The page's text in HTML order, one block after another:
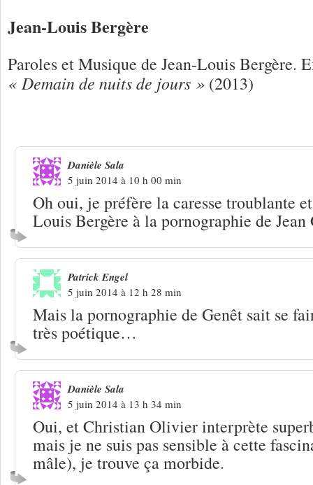
Jean-Louis Bergère
Paroles et Musique de Jean-Louis Bergère.
« Demain de nuits de jours » (2013)
Danièle Sala
5 juin 2014 à 10 h 00 min
Oh oui, je préfère la caresse troublante
Louis Bergère à la pornographie de Jean
Patrick Engel
5 juin 2014 à 12 h 28 min
Mais la pornographie de Genêt sait se
très poétique…
Danièle Sala
5 juin 2014 à 13 h 34 min
Oui, et Christian Olivier interprète
mais je ne suis pas sensible à cette
mâle), je trouve ça morbide.